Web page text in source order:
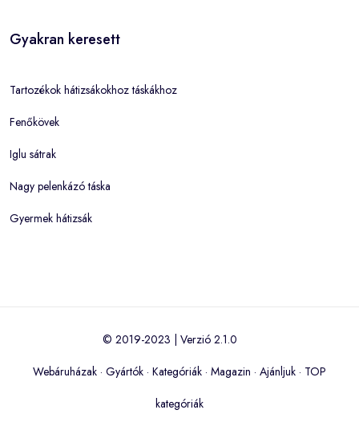
Gyakran keresett
Tartozékok hátizsákokhoz táskákhoz
Fenőkövek
Iglu sátrak
Nagy pelenkázó táska
Gyermek hátizsák
© 2019-2023 | Verzió 2.1.0
Webáruházak · Gyártók · Kategóriák · Magazin · Ajánljuk · TOP
kategóriák